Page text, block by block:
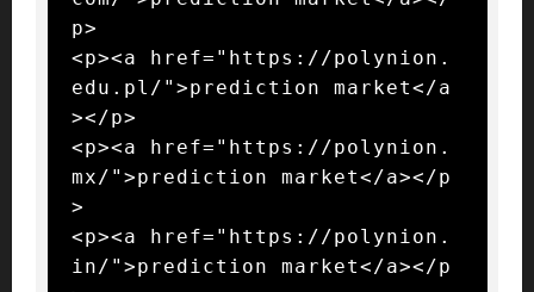
p>
<p><a href="https://polynion.
edu.pl/">prediction market</a
></p>
<p><a href="https://polynion.
mx/">prediction market</a></p
>
<p><a href="https://polynion.
in/">prediction market</a></p